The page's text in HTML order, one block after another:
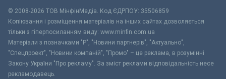
© 2008-2026 ТОВ МiнфiнМедiа. Код ЄДРПОУ: 35506859
Копіювання і розміщення матеріалів на інших сайтах дозволяється
тільки з гіперпосиланням виду: www.minfin.com.ua
Матеріали з позначками "Р", "Новини партнерів", "Актуально",
"Спецпроект", "Новини компаній", "Промо" – це реклама, в розумінні
Закону України "Про рекламу". За зміст реклами відповідальність несе
рекламодавець.